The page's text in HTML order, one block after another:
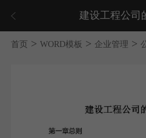
建设工程公司
首页 > WORD模板 > 企业管理 >